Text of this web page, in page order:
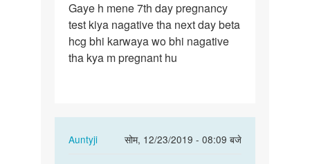
period
miss
huve
22…
Gaye h mene 7th day pregnancy
test kiya nagative tha next day beta
hcg bhi karwaya wo bhi nagative
tha kya m pregnant hu
Auntyji
सोम, 12/23/2019 - 08:09 बजे
In